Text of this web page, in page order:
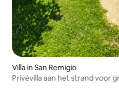
Villa in San Remigio
Privévilla aan het strand voor